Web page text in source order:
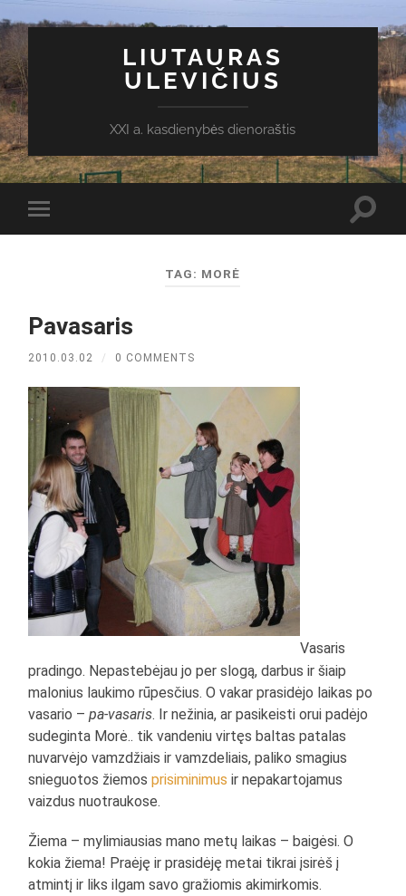
LIUTAURAS
ULEVIČIUS
XXI a. kasdienybės dienoraštis
Toggle
mobile
TAG: MORĖ
Pavasaris
2010.03.02 / 0 COMMENTS
Vasaris
pradingo. Nepastebėjau jo per slogą, darbus ir šiaip
malonius laukimo rūpesčius. O vakar prasidėjo laikas po
vasario –pa-vasaris. Ir nežinia, ar pasikeisti orui padėjo
sudeginta Morė.. tik vandeniu virtęs baltas patalas
nuvarvėjo vamzdžiais ir vamzdeliais, paliko smagius
snieguotos žiemosprisiminimusir nepakartojamus
vaizdus nuotraukose.
Žiema – mylimiausias mano metų laikas – baigėsi. O
kokia žiema! Praėję ir prasidėję metai tikrai įsirėš į
atmintį ir liks ilgam savo gražiomis akimirkomis.